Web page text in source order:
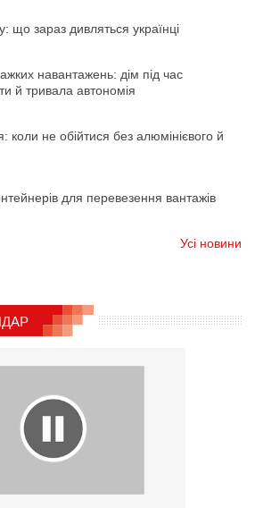
що зараз дивляться українці
навантажень: дім під час
й тривала автономія
коли не обійтися без алюмінієвого й
для перевезення вантажів
Усі новини